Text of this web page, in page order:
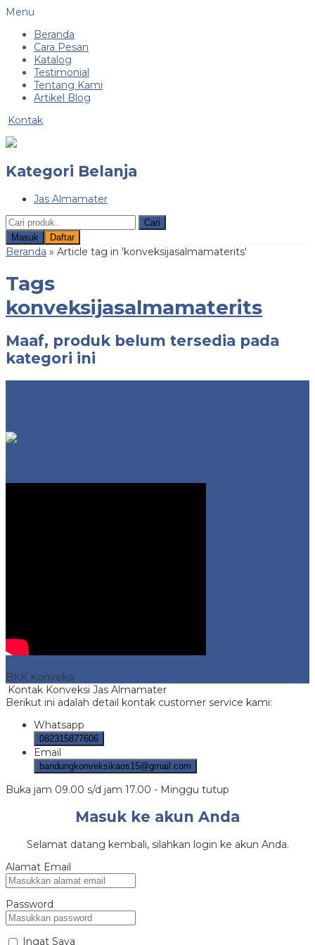
Menu
Beranda
Cara Pesan
Katalog
Testimonial
Tentang Kami
Artikel Blog
Kontak
Kategori Belanja
Jas Almamater
Cari
Masuk
Daftar
Beranda » Article tag in 'konveksijasalmamaterits'
Tags
konveksijasalmamaterits
Maaf, produk belum tersedia pada
kategori ini
BKK Konveksi
Kontak Konveksi Jas Almamater
Berikut ini adalah detail kontak customer service kami:
Whatsapp
082315877606
Email
bandungkonveksikaos15@gmail.com
Buka jam 09.00 s/d jam 17.00 - Minggu tutup
Masuk ke akun Anda
Selamat datang kembali, silahkan login ke akun Anda.
Alamat Email
Password
Ingat Saya